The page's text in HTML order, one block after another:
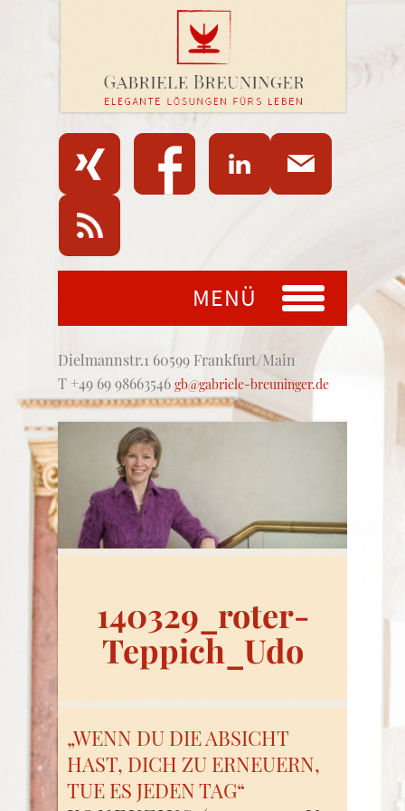
MENÜ
Dielmannstr.1 60599 Frankfurt/Main
T +49 69 98663546 gb@gabriele-breuninger.de
140329_roter-
Teppich_Udo
„WENN DU DIE ABSICHT
HAST, DICH ZU ERNEUERN,
TUE ES JEDEN TAG“